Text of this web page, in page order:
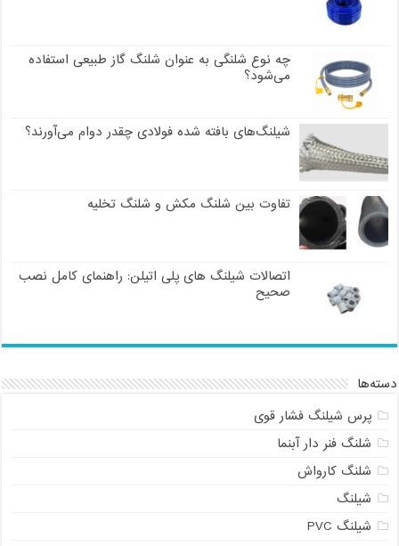
چه نوع شلنگی به عنوان شلنگ گاز طبیعی استفاده
می‌شود؟
شیلنگ‌های بافته شده فولادی چقدر دوام می‌آورند؟
تفاوت بین شلنگ مکش و شلنگ تخلیه
اتصالات شیلنگ های پلی اتیلن: راهنمای کامل نصب
صحیح
دسته‌ها
پرس شیلنگ فشار قوی
شلنگ فنر دار آبنما
شلنگ کارواش
شیلنگ
شیلنگ PVC